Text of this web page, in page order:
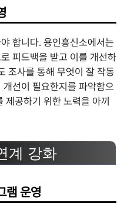
합니다. 용인흥신소에서는
피드백을 받고 이를 개선하
조사를 통해 무엇이 잘 작동
선이 필요한지를 파악함으
제공하기 위한 노력을 아끼
계 강화
램 운영